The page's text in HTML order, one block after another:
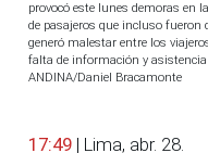
provocó este lunes demoras en
de pasajeros que incluso fueron
generó malestar entre los
falta de información y
ANDINA/Daniel Bracamonte
17:49 | Lima, abr. 28.